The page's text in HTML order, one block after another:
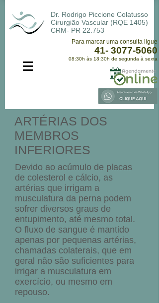
Dr. Rodrigo Piccione Colatusso
Cirurgião Vascular (RQE 1405)
CRM- PR 22.753
Para marcar uma consulta ligue
41- 3077-5060
08:30h às 18:30h de segunda à sexta
ARTÉRIAS DOS
MEMBROS
INFERIORES
Devido ao acúmulo de placas
de colesterol e cálcio, as
artérias que irrigam a
musculatura da perna podem
sofrer diversos graus de
entupimento, até mesmo total.
O fluxo de sangue é mantido
apenas por pequenas artérias,
chamadas colaterais, que em
geral não são suficientes para
irrigar a musculatura em
exercício, ou mesmo em
repouso.